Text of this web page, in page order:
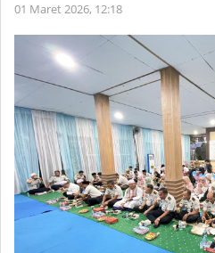
01 Maret 2026, 12:18